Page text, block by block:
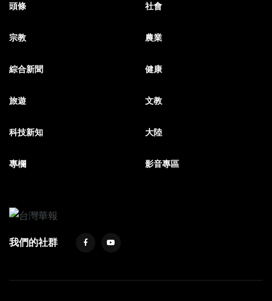
頭條 社會
宗教 農業
綜合新聞 健康
旅遊 文教
科技新知 大陸
專欄 影音專區
我們的社群